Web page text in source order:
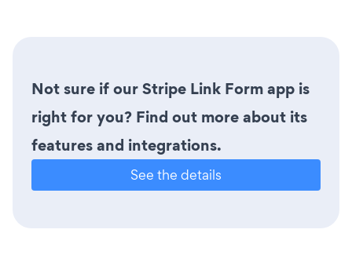
Not sure if our Stripe Link Form app is
right for you? Find out more about its
features and integrations.
See the details